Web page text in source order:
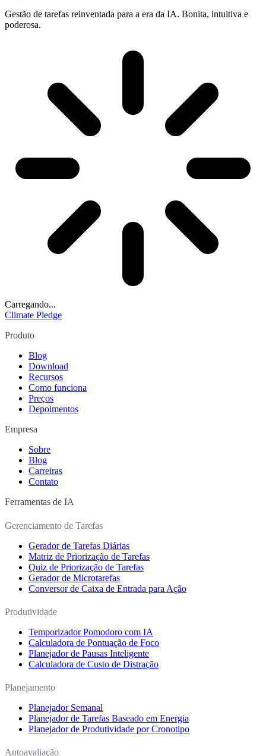
Gestão de tarefas reinventada para a era da IA. Bonita, intuitiva e
poderosa.
Carregando...
Climate Pledge
Produto
Blog
Download
Recursos
Como funciona
Preços
Depoimentos
Empresa
Sobre
Blog
Carreiras
Contato
Ferramentas de IA
Gerenciamento de Tarefas
Gerador de Tarefas Diárias
Matriz de Priorização de Tarefas
Quiz de Priorização de Tarefas
Gerador de Microtarefas
Conversor de Caixa de Entrada para Ação
Produtividade
Temporizador Pomodoro com IA
Calculadora de Pontuação de Foco
Planejador de Pausas Inteligente
Calculadora de Custo de Distração
Planejamento
Planejador Semanal
Planejador de Tarefas Baseado em Energia
Planejador de Produtividade por Cronotipo
Autoavaliação